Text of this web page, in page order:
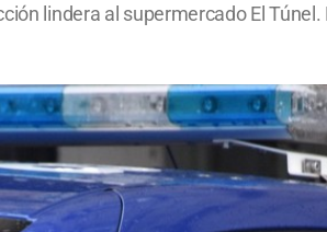
lindera al supermercado El